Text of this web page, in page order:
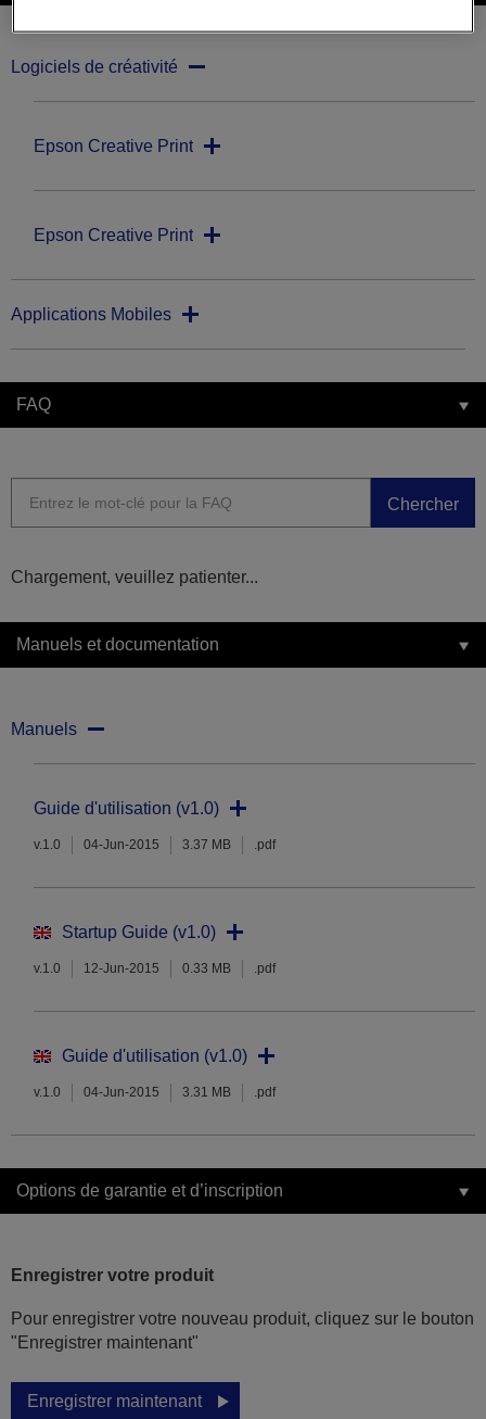
Logiciels de créativité
Epson Creative Print
Epson Creative Print
Applications Mobiles
FAQ
Chercher
Chargement, veuillez patienter...
Manuels et documentation
Manuels
Guide d'utilisation (v1.0)
v.1.0 04-Jun-2015 3.37 MB .pdf
Startup Guide (v1.0)
v.1.0 12-Jun-2015 0.33 MB .pdf
Guide d'utilisation (v1.0)
v.1.0 04-Jun-2015 3.31 MB .pdf
Options de garantie et d’inscription
Enregistrer votre produit
Pour enregistrer votre nouveau produit, cliquez sur le bouton
"Enregistrer maintenant"
Enregistrer maintenant